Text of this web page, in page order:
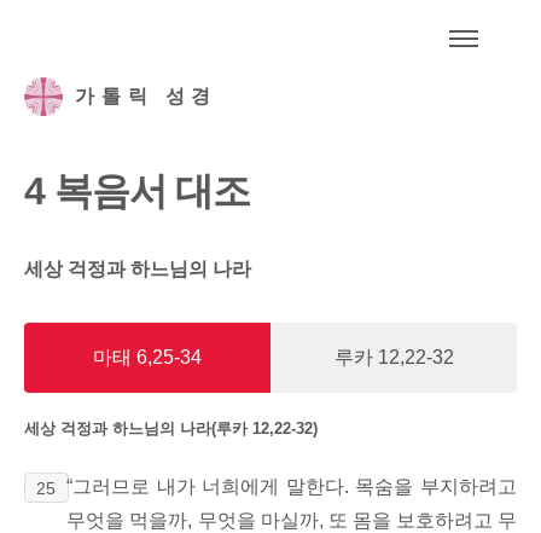
가톨릭 성경
4 복음서 대조
세상 걱정과 하느님의 나라
마태 6,25-34 루카 12,22-32
세상 걱정과 하느님의 나라(루카 12,22-32)
25
“그러므로 내가 너희에게 말한다. 목숨을 부지하려고
무엇을 먹을까, 무엇을 마실까, 또 몸을 보호하려고 무